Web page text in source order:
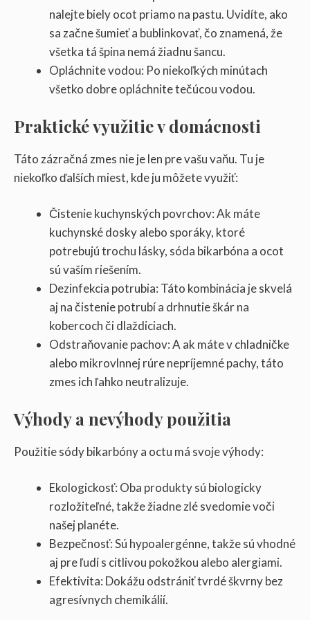
nalejte biely ocot priamo na pastu. Uvidíte, ako
sa začne šumieť a bublinkovať, čo znamená, že
všetka tá špina nemá žiadnu šancu.
Opláchnite vodou: Po niekoľkých minútach
všetko dobre opláchnite tečúcou vodou.
Praktické využitie v domácnosti
Táto zázračná zmes nie je len pre vašu vaňu. Tu je
niekoľko ďalších miest, kde ju môžete využiť:
Čistenie kuchynských povrchov: Ak máte
kuchynské dosky alebo sporáky, ktoré
potrebujú trochu lásky, sóda bikarbóna a ocot
sú vaším riešením.
Dezinfekcia potrubia: Táto kombinácia je skvelá
aj na čistenie potrubí a drhnutie škár na
kobercoch či dlaždiciach.
Odstraňovanie pachov: A ak máte v chladničke
alebo mikrovlnnej rúre nepríjemné pachy, táto
zmes ich ľahko neutralizuje.
Výhody a nevýhody použitia
Použitie sódy bikarbóny a octu má svoje výhody:
Ekologickosť: Oba produkty sú biologicky
rozložiteľné, takže žiadne zlé svedomie voči
našej planéte.
Bezpečnosť: Sú hypoalergénne, takže sú vhodné
aj pre ľudí s citlivou pokožkou alebo alergiami.
Efektivita: Dokážu odstrániť tvrdé škvrny bez
agresívnych chemikálií.